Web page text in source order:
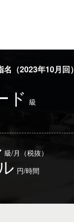
（2023年10月回）
ド 級
級/月（税抜）
円/時間